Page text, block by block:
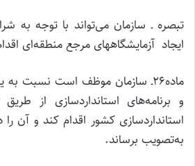
تبصره ـ سازمان می‌تواند با توجه به
ایجاد آزمایشگاههای مرجع منطقه‌ای
ماده۲۶ـ سازمان موظف است نسبت
و برنامه‌های استانداردسازی از طریق
استانداردسازی کشور اقدام کند و آن را
به‌تصویب برساند.